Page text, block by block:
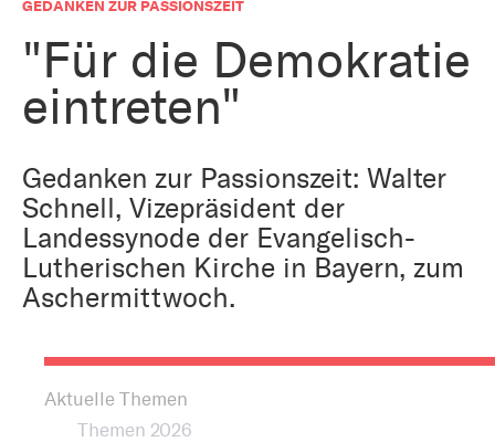
GEDANKEN ZUR PASSIONSZEIT
"Für die Demokratie
eintreten"
Gedanken zur Passionszeit: Walter
Schnell, Vizepräsident der
Landessynode der Evangelisch-
Lutherischen Kirche in Bayern, zum
Aschermittwoch.
Aktuelle Themen
Themen 2026
Kirche und Geld
Reformprozess PUK
Arbeiten bei der Kirche
Kirchenjahr
Ökumene
Religion in der Schule
Kunst
Aktiv gegen Missbrauch
Bildung und Gesellschaft
Tourismus
Weltanschauungsfragen